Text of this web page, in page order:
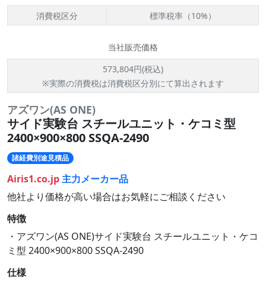
消費税区分
標準税率（10%）
当社販売価格
573,804円(税込)
※実際の消費税は消費税区分別にて算出されます
アズワン(AS ONE)
サイド実験台 スチールユニット・ケコミ型
2400×900×800 SSQA-2490
諸経費別途見積品
Airis1.co.jp主力メーカー品
他社より価格が高い場合はお気軽にご相談ください
特徴
・アズワン(AS ONE)サイド実験台 スチールユニット・ケコ
ミ型 2400×900×800 SSQA-2490
仕様